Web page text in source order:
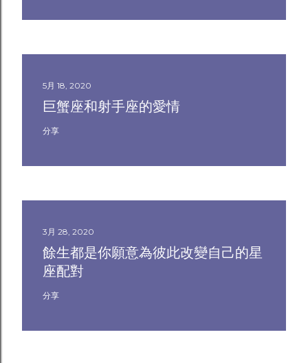
5月 18, 2020
巨蟹座和射手座的愛情
分享
3月 28, 2020
餘生都是你願意為彼此改變自己的星
座配對
分享